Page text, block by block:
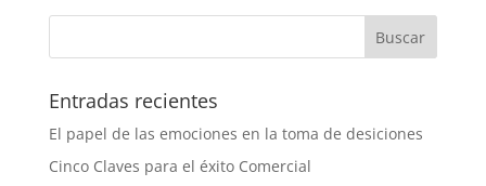
Entradas recientes
El papel de las emociones en la toma de desiciones
Cinco Claves para el éxito Comercial